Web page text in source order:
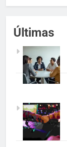
Últimas